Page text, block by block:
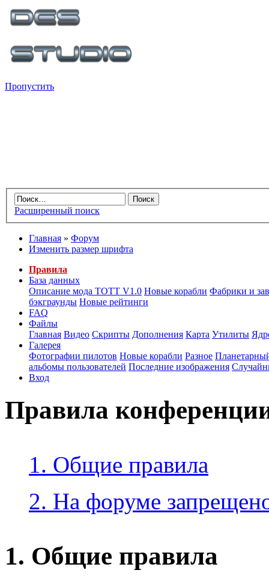
Пропустить
Расширенный поиск
Главная » Форум
Изменить размер шрифта
Правила
База данных
Описание мода ТОТТ V1.0 Новые корабли Фабрики и
бэкграунды Новые рейтинги
FAQ
Файлы
Главная Видео Скрипты Дополнения Карта Утилиты
Галерея
Фотографии пилотов Новые корабли Разное
альбомы пользователей Последние изображения
Вход
Правила
1. Общие правила
2. На форуме
1. Общие правила